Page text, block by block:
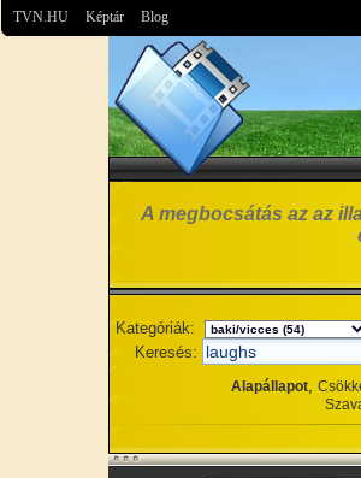
TVN.HU Képtár Blog
A megbocsátás az az
Kategóriák:
Keresés:
Alapállapot,